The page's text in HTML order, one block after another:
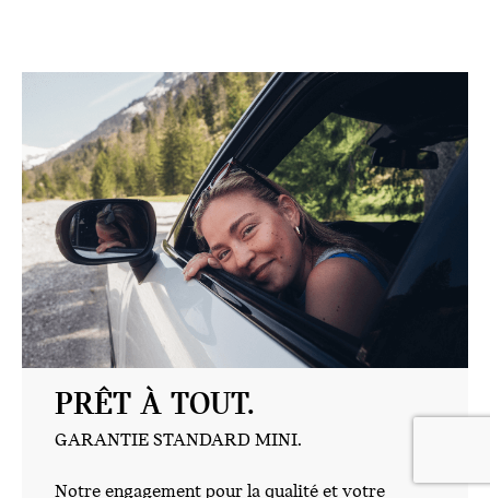
PRÊT À TOUT.
GARANTIE STANDARD MINI.
Notre engagement pour la qualité et votre